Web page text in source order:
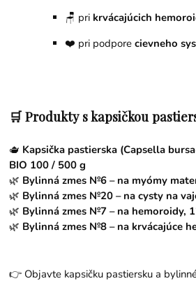
🪑 pri krvácajúcich
❤️ pri podporecievneho
🛒 Produkty s kapsičkou
🫖 Kapsička pastierska (Capsella
BIO 100 / 500 g
🌿 Bylinná zmes №6 – na myómy
🌿 Bylinná zmes №20 – na cysty na
🌿 Bylinná zmes №7 – na hemoroidy,
🌿 Bylinná zmes №8 – na krvácajúce
👉 Objavte kapsičku pastiersku a